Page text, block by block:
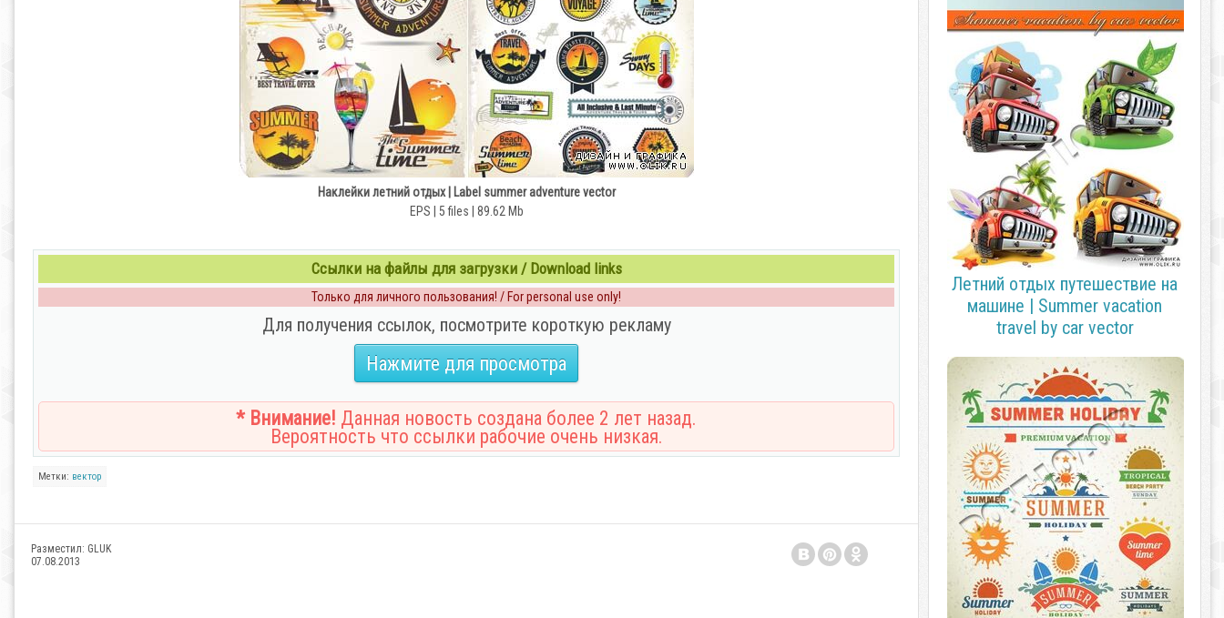
Наклейки летний отдых | Label summer adventure vector
EPS | 5 files | 89.62 Mb
Ссылки на файлы для загрузки / Download links
Только для личного пользования! / For personal use only!
Для получения ссылок, посмотрите короткую рекламу
Нажмите для просмотра
* Внимание! Данная новость создана более 2 лет назад.
Вероятность что ссылки рабочие очень низкая.
Метки: вектор
Разместил: GLUK
07.08.2013
Летний отдых путешествие на
машине | Summer vacation
travel by car vector